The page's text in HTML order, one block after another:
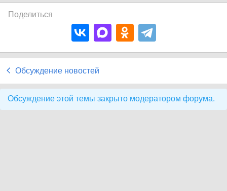
Поделиться
Обсуждение новостей
Обсуждение этой темы закрыто модератором форума.